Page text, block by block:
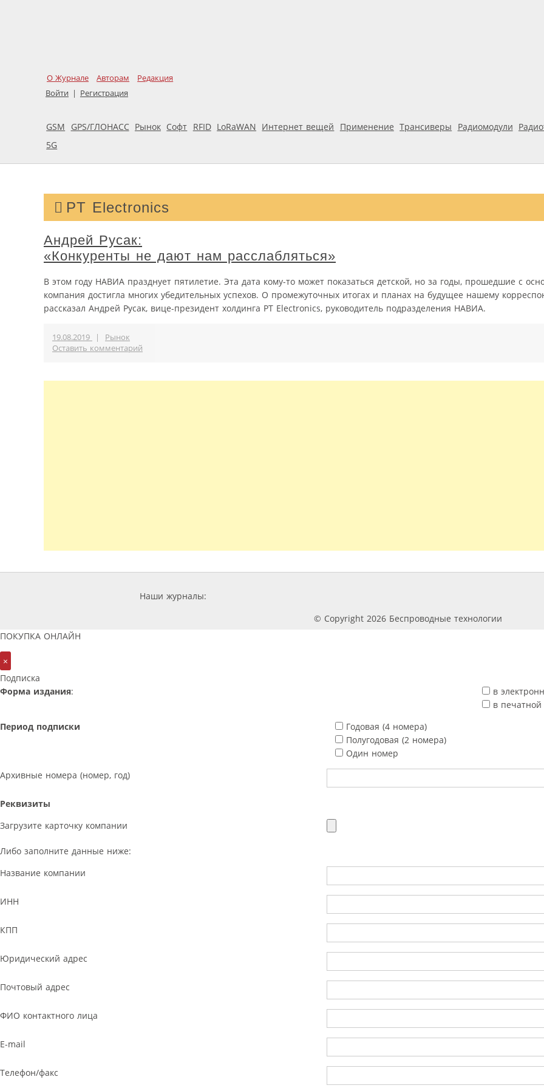
О Журнале Авторам
Редакция
Войти | Регистрация
GSM GPS/ГЛОНАСС Рынок Софт RFID LoRaWAN Интернет вещей Применение Трансиверы Радиомодули
5G
PT Electronics
Андрей Русак:
«Конкуренты не дают нам расслабляться»
В этом году НАВИА празднует пятилетие. Эта дата кому-то может показаться детской, но за годы, прошедшие с
компания достигла многих убедительных успехов. О промежуточных итогах и планах на будущее нашему
рассказал Андрей Русак, вице-президент холдинга PT Electronics, руководитель подразделения НАВИА.
19.08.2019 |
Рынок
Оставить комментарий
Наши журналы:
© Copyright 2026 Беспроводные технологии
ПОКУПКА ОНЛАЙН
×
Подписка
Форма издания:
в
в
Период подписки
Годовая (4 номера)
Полугодовая (2 номера)
Один номер
Архивные номера (номер, год)
Реквизиты
Загрузите карточку компании
Либо заполните данные ниже:
Название компании
ИНН
КПП
Юридический адрес
Почтовый адрес
ФИО контактного лица
E-mail
Телефон/факс